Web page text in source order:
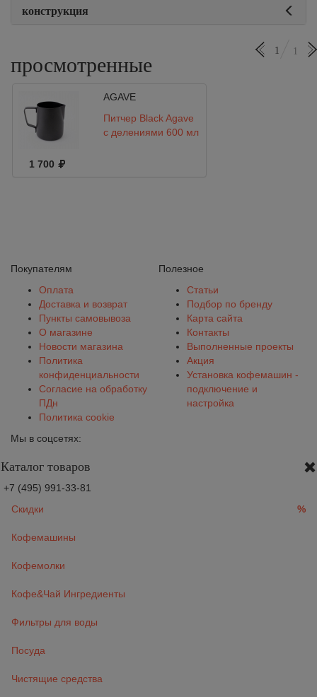
конструкция
просмотренные
1 1
AGAVE
Питчер Black Agave
с делениями 600 мл
1 700
Покупателям
Оплата
Доставка и возврат
Пункты самовывоза
О магазине
Новости магазина
Политика
конфиденциальности
Согласие на обработку
ПДн
Политика cookie
Полезное
Статьи
Подбор по бренду
Карта сайта
Контакты
Выполненные проекты
Акция
Установка кофемашин -
подключение и
настройка
Мы в соцсетях:
Каталог товаров
+7 (495) 991-33-81
Скидки
%
Кофемашины
Кофемолки
Кофе&Чай Ингредиенты
Фильтры для воды
Посуда
Чистящие средства